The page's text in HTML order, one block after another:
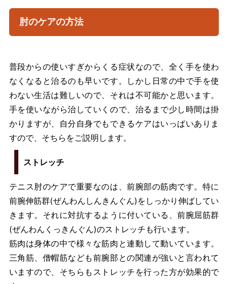
肘のケアの方法
普段からの使いすぎからくる症状なので、全く手を使わ
なくなると治るのも早いです。しかし日常の中で手を使
わない生活は難しいので、それは不可能かと思います。
手を使いながら治していくので、治るまで少し時間は掛
かりますが、自分自身でもできるケアはいっぱいありま
すので、そちらをご説明します。
ストレッチ
テニス肘のケアで重要なのは、前腕部の筋肉です。特に
前腕伸筋群(ぜんわんしんきんぐん)をしっかり伸ばしてい
きます。それに対抗するように付いている、前腕屈筋群
(ぜんわんくっきんぐん)のストレッチも行います。
筋肉は身体の中で様々な筋肉と連動して動いています。
三角筋、僧帽筋なども前腕部との関連が強いと言われて
いますので、そちらもストレッチを行った方が効果的で